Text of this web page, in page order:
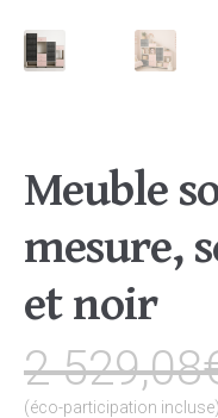
Meuble
mesure,
et noir
2 529,08
(éco-participation incluse)